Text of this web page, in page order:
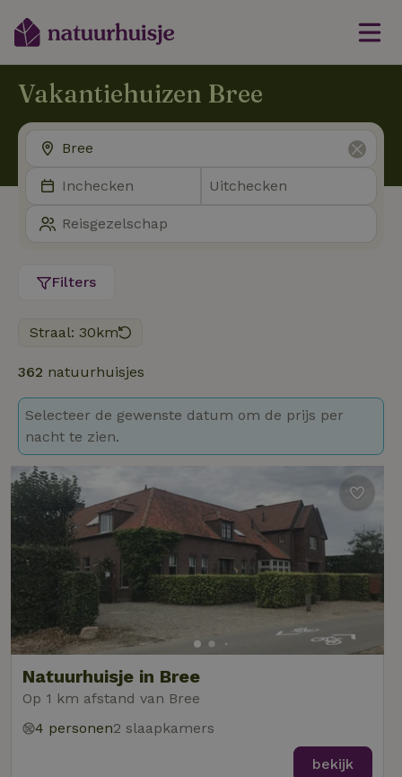
Vakantiehuizen Bree
Filters
Straal: 30km
362 natuurhuisjes
Selecteer de gewenste datum om de prijs per
nacht te zien.
Natuurhuisje in Bree
Op 1 km afstand van Bree
4 personen2 slaapkamers
bekijk